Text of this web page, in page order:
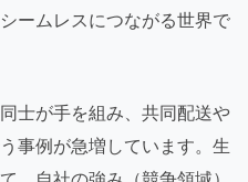
ームレスにつながる世界で
士が手を組み、共同配送や
事例が急増しています。生